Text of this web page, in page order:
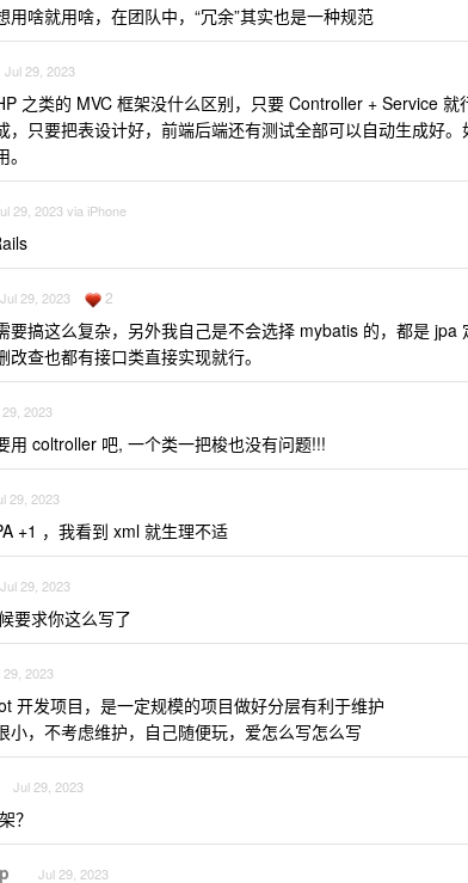
用啥就用啥，在团队中，“冗余”其实也是一种规范
Jul 29, 2023
之类的 MVC 框架没什么区别，只要 Controller + Service 就
，只要把表设计好，前端后端还有测试全部可以自动生成好
29, 2023 via iPhone
Jul 29, 2023 2
要搞这么复杂，另外我自己是不会选择 mybatis 的，都是 jpa
改查也都有接口类直接实现就行。
2023
用 coltroller 吧, 一个类一把梭也没有问题!!!
29, 2023
+1 ，我看到 xml 就生理不适
Jul 29, 2023
要求你这么写了
29, 2023
开发项目，是一定规模的项目做好分层有利于维护
小，不考虑维护，自己随便玩，爱怎么写怎么写
Jul 29, 2023
？
Jul 29, 2023